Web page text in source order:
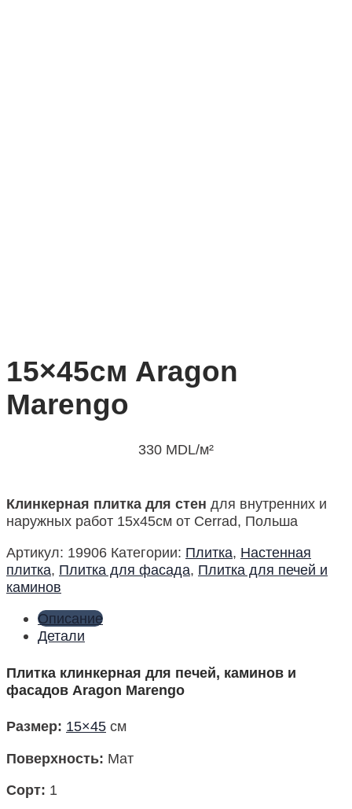
15×45см Aragon
Marengo
330 MDL/м²
Клинкерная плитка для стен для внутренних и
наружных работ 15х45см от Cerrad, Польша
Артикул: 19906 Категории: Плитка, Настенная
плитка, Плитка для фасада, Плитка для печей и
каминов
Описание
Детали
Плитка клинкерная для печей, каминов и
фасадов Aragon Marengo
Размер: 15×45 см
Поверхность: Мат
Сорт: 1